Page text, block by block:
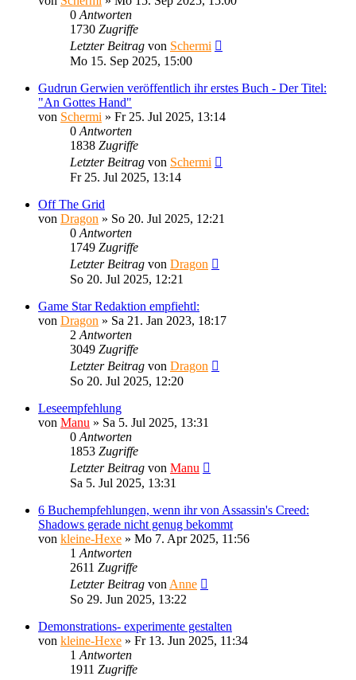
0 Antworten
1730 Zugriffe
Letzter Beitrag von Schermi
Mo 15. Sep 2025, 15:00
Gudrun Gerwien veröffentlich ihr erstes Buch - Der Titel:
"An Gottes Hand"
von Schermi » Fr 25. Jul 2025, 13:14
0 Antworten
1838 Zugriffe
Letzter Beitrag von Schermi
Fr 25. Jul 2025, 13:14
Off The Grid
von Dragon » So 20. Jul 2025, 12:21
0 Antworten
1749 Zugriffe
Letzter Beitrag von Dragon
So 20. Jul 2025, 12:21
Game Star Redaktion empfiehtl:
von Dragon » Sa 21. Jan 2023, 18:17
2 Antworten
3049 Zugriffe
Letzter Beitrag von Dragon
So 20. Jul 2025, 12:20
Leseempfehlung
von Manu » Sa 5. Jul 2025, 13:31
0 Antworten
1853 Zugriffe
Letzter Beitrag von Manu
Sa 5. Jul 2025, 13:31
6 Buchempfehlungen, wenn ihr von Assassin's Creed:
Shadows gerade nicht genug bekommt
von kleine-Hexe » Mo 7. Apr 2025, 11:56
1 Antworten
2611 Zugriffe
Letzter Beitrag von Anne
So 29. Jun 2025, 13:22
Demonstrations- experimente gestalten
von kleine-Hexe » Fr 13. Jun 2025, 11:34
1 Antworten
1911 Zugriffe